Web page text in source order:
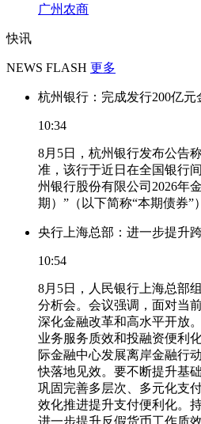
广州农商
快讯
NEWS FLASH 更多
杭州银行：完成发行200亿元
10:34
8月5日，杭州银行发布公告
准，该行于近日在全国银行
州银行股份有限公司2026年
期）”（以下简称“本期债券”
央行上海总部：进一步提升
10:54
8月5日，人民银行上海总部
分析会。会议强调，面对当
深化金融改革和高水平开放
业务服务质效和投融资便利
际金融中心发展离岸金融行
快落地见效。要不断提升基
巩固完善多层次、多元化支
效化推进提升支付便利化。
进一步提升反假货币工作质